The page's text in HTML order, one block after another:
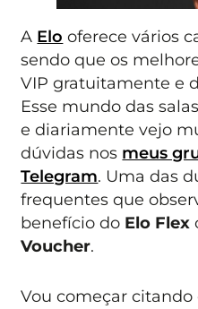
A Elo oferece vários
sendo que os
VIP gratuitamente e
Esse mundo das
e diariamente vejo
dúvidas nos meus
Telegram. Uma das
frequentes que
benefício do Elo Flex
Voucher.
Vou começar citando